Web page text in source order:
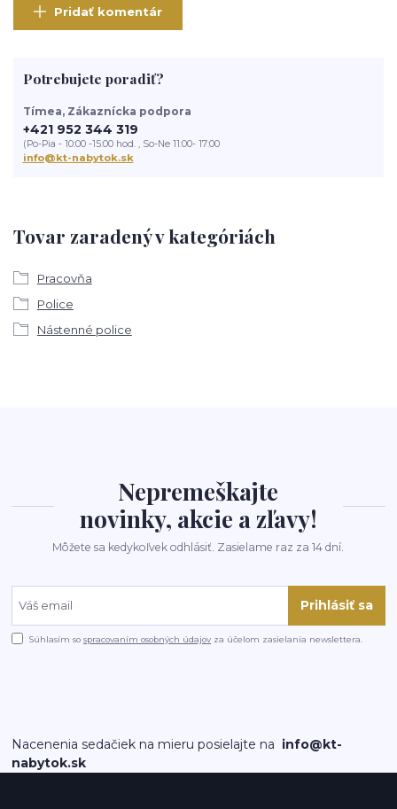
Pridať komentár
Tovar zaradený v kategóriách
Pracovňa
Police
Nástenné police
Potrebujete poradiť?
Tímea, Zákaznícka podpora
+421 952 344 319
(Po-Pia - 10:00 -15:00 hod. , So-Ne 11:00- 17:00
info@kt-nabytok.sk
Nepremeškajte
novinky, akcie a zľavy!
Môžete sa kedykoľvek odhlásiť. Zasielame raz za 14 dní.
Prihlásiť sa
Súhlasím sospracovaním osobných údajov za účelom zasielania newslettera.
Nacenenia sedačiek na mieru posielajte na info@kt-
nabytok.sk